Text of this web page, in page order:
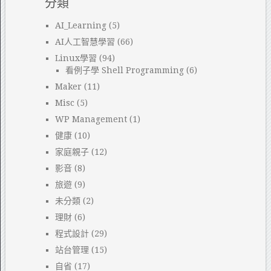
AI_Learning(5)
AI人工智慧學習 (66)
Linux學習 (94)
看例子學 Shell Programming(6)
Maker (11)
Misc (5)
WP Management(1)
健康(10)
家庭親子(12)
影音(8)
旅遊(9)
未分類(2)
理財(6)
程式設計(29)
站台管理 (15)
自省 (17)